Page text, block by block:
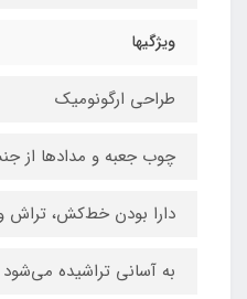
ویژگیها
طراحی ارگونومیک
چوب جعبه و مدادها از
دارا بودن خط‌کش، تراش
به آسانی تراشیده می‌شود